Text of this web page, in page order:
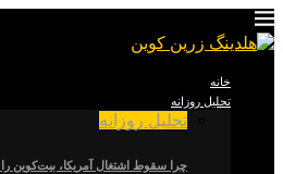
خانه
تحلیل روزانه
تحلیل روزانه
چرا سقوط اشتغال آمریکا، بیت‌کوین